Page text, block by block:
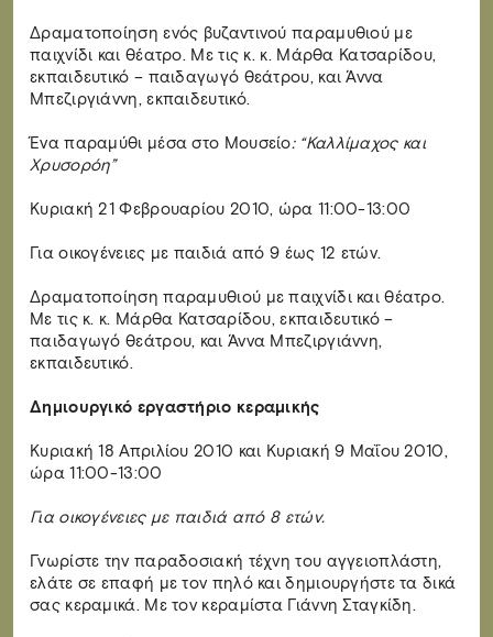
Δραματοποίηση ενός βυζαντινού παραμυθιού με
παιχνίδι και θέατρο. Με τις κ. κ. Μάρθα Κατσαρίδου,
εκπαιδευτικό – παιδαγωγό θεάτρου, και Άννα
Μπεζιργιάννη, εκπαιδευτικό.
Ένα παραμύθι μέσα στο Μουσείο: “Καλλίμαχος και
Χρυσορόη”
Κυριακή 21 Φεβρουαρίου 2010, ώρα 11:00-13:00
Για οικογένειες με παιδιά από 9 έως 12 ετών.
Δραματοποίηση παραμυθιού με παιχνίδι και θέατρο.
Με τις κ. κ. Μάρθα Κατσαρίδου, εκπαιδευτικό –
παιδαγωγό θεάτρου, και Άννα Μπεζιργιάννη,
εκπαιδευτικό.
Δημιουργικό εργαστήριο κεραμικής
Κυριακή 18 Απριλίου 2010 και Κυριακή 9 Μαΐου 2010,
ώρα 11:00-13:00
Για οικογένειες με παιδιά από 8 ετών.
Γνωρίστε την παραδοσιακή τέχνη του αγγειοπλάστη,
ελάτε σε επαφή με τον πηλό και δημιουργήστε τα δικά
σας κεραμικά. Με τον κεραμίστα Γιάννη Σταγκίδη.